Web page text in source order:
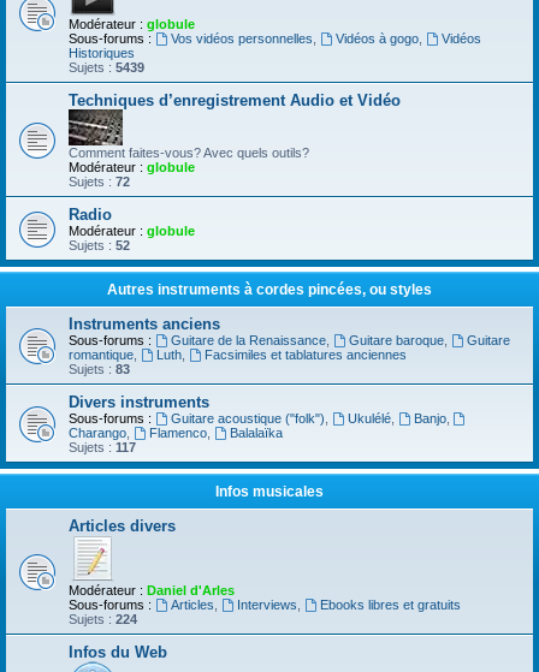
Modérateur : globule
Sous-forums :
Vos vidéos personnelles Vidéos à gogo,
Vidéos
Historiques
Sujets : 5439
Techniques d’enregistrement Audio et Vidéo
Comment faites-vous? Avec quels outils?
Modérateur : globule
Sujets : 72
Radio
Modérateur : globule
Sujets : 52
Autres instruments à cordes pincées, ou styles
Instruments anciens
Sous-forums : Guitare de la Renaissance, Guitare baroque,
Guitare
romantique
Luth,
Facsimiles et tablatures anciennes
Sujets : 83
Divers instruments
Sous-forums : Guitare acoustique ("folk") Ukulélé, Banjo,
Charango
Flamenco,
Balalaïka
Sujets : 117
Infos musicales
Articles divers
Modérateur : Daniel d'Arles
Sous-forums :
Articles Interviews
Ebooks libres et gratuits
Sujets : 224
Infos du Web